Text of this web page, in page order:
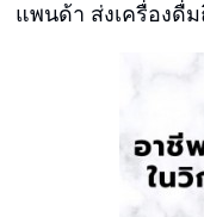
แพนด้า ส่งเครื่องดื่